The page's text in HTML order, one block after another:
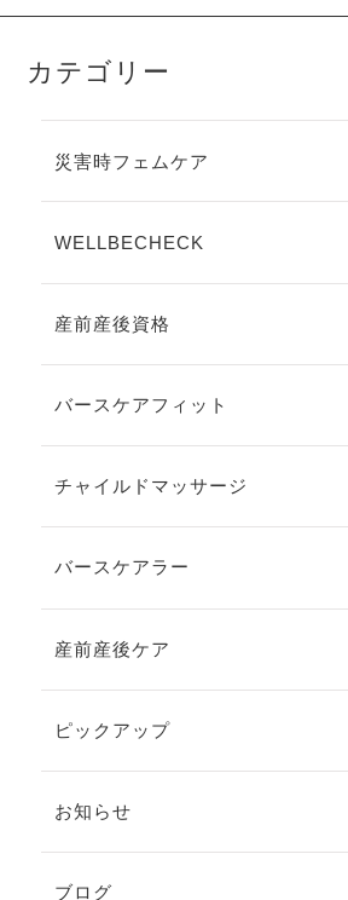
カテゴリー
災害時フェムケア
WELLBECHECK
産前産後資格
バースケアフィット
チャイルドマッサージ
バースケアラー
産前産後ケア
ピックアップ
お知らせ
ブログ